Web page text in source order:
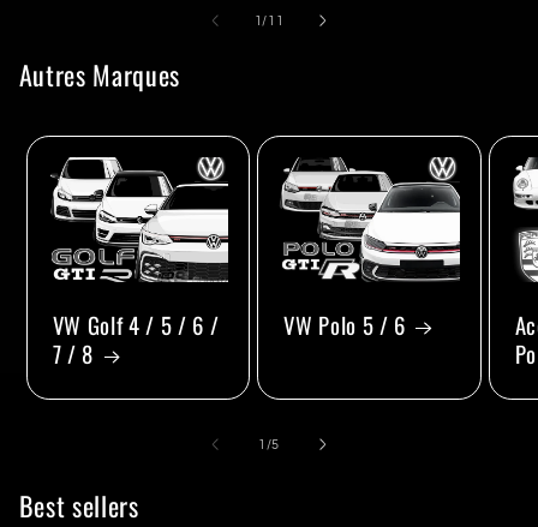
1 /de
11
Autres Marques
VW Golf 4 / 5 / 6 /
7 / 8
VW Polo 5 / 6
1 /de
5
Best sellers